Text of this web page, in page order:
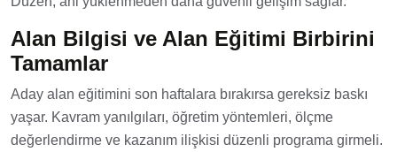
Alan Bilgisi ve Alan Eğitimi Birbirini
Tamamlar
Aday alan eğitimini son haftalara bırakırsa gereksiz baskı
yaşar. Kavram yanılgıları, öğretim yöntemleri, ölçme
değerlendirme ve kazanım ilişkisi düzenli programa girmeli.